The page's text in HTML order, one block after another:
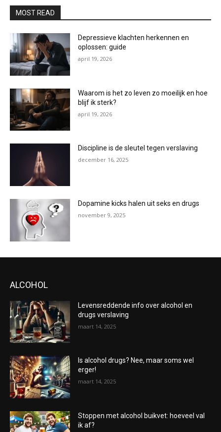
MOST READ
Depressieve klachten herkennen en
oplossen: guide
april 19, 2026
Waarom is het zo leven zo moeilijk en hoe
blijf ik sterk?
april 19, 2026
Discipline is de sleutel tegen verslaving
december 16, 2025
Dopamine kicks halen uit seks en drugs
november 9, 2025
ALCOHOL
Levensreddende info over alcohol en
drugs verslaving
maart 14, 2025
Is alcohol drugs? Nee, maar soms wel
erger!
maart 14, 2025
Stoppen met alcohol buikvet: hoeveel val
ik af?